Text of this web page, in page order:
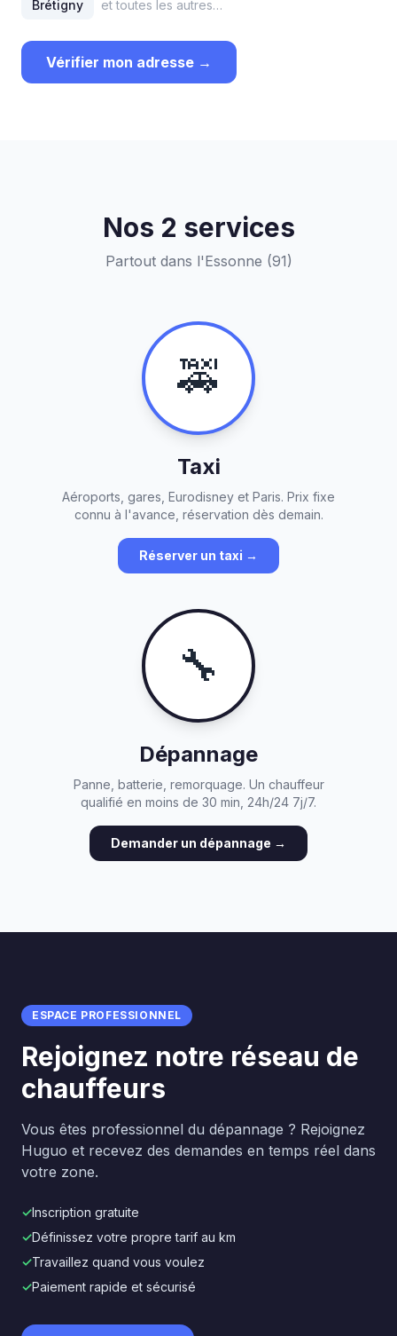
Brétigny et toutes les autres…
Vérifier mon adresse →
Nos 2 services
Partout dans l'Essonne (91)
🚕
Taxi
Aéroports, gares, Eurodisney et Paris. Prix fixe
connu à l'avance, réservation dès demain.
Réserver un taxi →
🔧
Dépannage
Panne, batterie, remorquage. Un chauffeur
qualifié en moins de 30 min, 24h/24 7j/7.
Demander un dépannage →
ESPACE PROFESSIONNEL
Rejoignez notre réseau de
chauffeurs
Vous êtes professionnel du dépannage ? Rejoignez
Huguo et recevez des demandes en temps réel dans
votre zone.
✓Inscription gratuite
✓Définissez votre propre tarif au km
✓Travaillez quand vous voulez
✓Paiement rapide et sécurisé